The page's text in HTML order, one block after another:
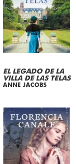
EL LEGADO DE LA
VILLA DE LAS TELAS
ANNE JACOBS